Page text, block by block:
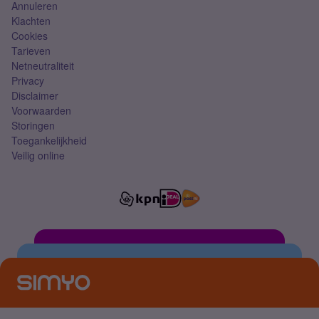
Annuleren
Klachten
Cookies
Tarieven
Netneutraliteit
Privacy
Disclaimer
Voorwaarden
Storingen
Toegankelijkheid
Veilig online